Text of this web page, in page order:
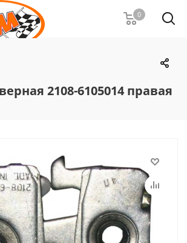
0
2108-6105014 правая